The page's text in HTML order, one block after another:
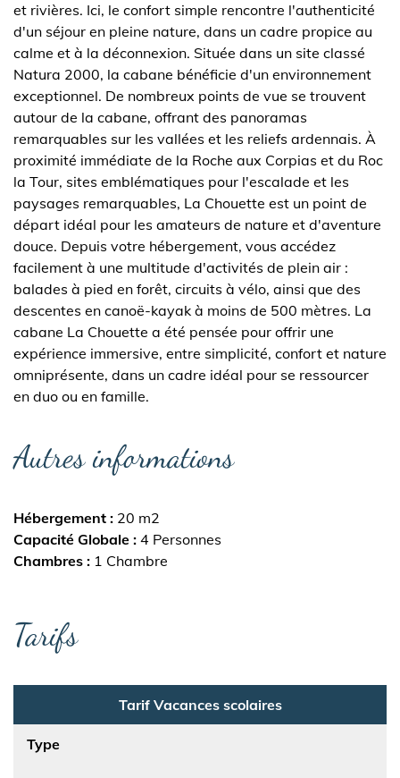
et rivières. Ici, le confort simple rencontre l'authenticité
d'un séjour en pleine nature, dans un cadre propice au
calme et à la déconnexion. Située dans un site classé
Natura 2000, la cabane bénéficie d'un environnement
exceptionnel. De nombreux points de vue se trouvent
autour de la cabane, offrant des panoramas
remarquables sur les vallées et les reliefs ardennais. À
proximité immédiate de la Roche aux Corpias et du Roc
la Tour, sites emblématiques pour l'escalade et les
paysages remarquables, La Chouette est un point de
départ idéal pour les amateurs de nature et d'aventure
douce. Depuis votre hébergement, vous accédez
facilement à une multitude d'activités de plein air :
balades à pied en forêt, circuits à vélo, ainsi que des
descentes en canoë-kayak à moins de 500 mètres. La
cabane La Chouette a été pensée pour offrir une
expérience immersive, entre simplicité, confort et nature
omniprésente, dans un cadre idéal pour se ressourcer
en duo ou en famille.
Autres informations
Hébergement
20 m2
Capacité Globale 4 Personnes
Chambres
1 Chambre
Tarifs
Tarif Vacances scolaires
Type